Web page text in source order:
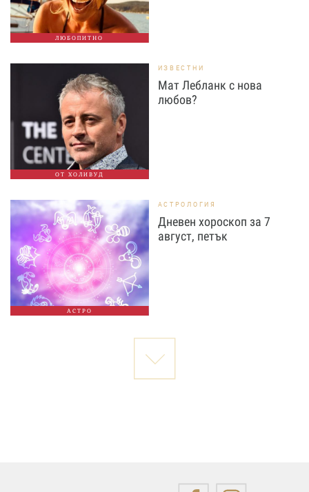
ЛЮБОПИТНО
ОТ ХОЛИВУД
ИЗВЕСТНИ
Мат Лебланк с нова
любов?
АСТРО
АСТРОЛОГИЯ
Дневен хороскоп за 7
август, петък